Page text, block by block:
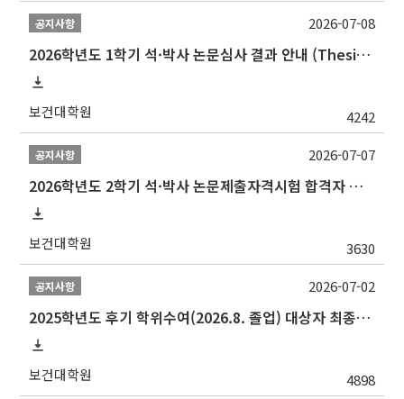
공지사항
2026학년도 1학기 석·박사 논문심사 결과 안내 (Thesis Defense Result)
보건대학원 4242
2026-07-08
공지사항
2026학년도 2학기 석·박사 논문제출자격시험 합격자 공고(TSQ Exam Result)
보건대학원 3630
2026-07-07
공지사항
2025학년도 후기 학위수여(2026.8. 졸업) 대상자 최종인준 논문 제출 안내
보건대학원 4898
2026-07-02